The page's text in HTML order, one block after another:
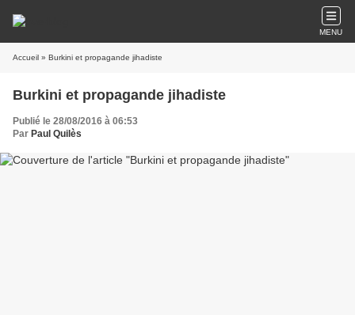
MENU
Accueil » Burkini et propagande jihadiste
Burkini et propagande jihadiste
Publié le 28/08/2016 à 06:53
Par Paul Quilès